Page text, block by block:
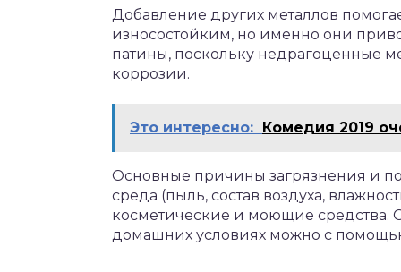
Добавление других металлов
износостойким, но именно они
патины, поскольку недрагоценные
коррозии.
Это интересно: Комедия 2019
Основные причины загрязнения и
среда (пыль, состав воздуха,
косметические и моющие средства.
домашних условиях можно с